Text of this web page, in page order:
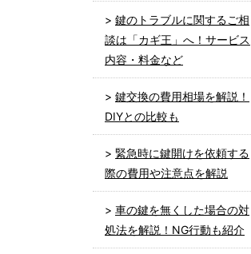
鍵のトラブルに関するご相
談は「カギ王」へ！サービス
内容・料金など
鍵交換の費用相場を解説！
DIYとの比較も
緊急時に鍵開けを依頼する
際の費用や注意点を解説
車の鍵を無くした場合の対
処法を解説！NG行動も紹介